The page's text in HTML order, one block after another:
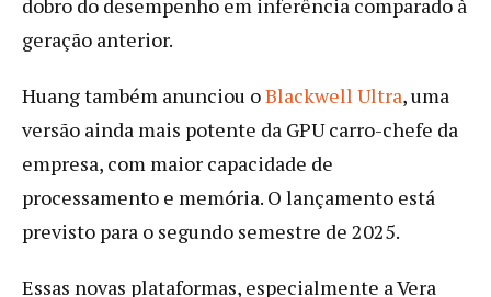
dobro do desempenho em inferência comparado à
geração anterior.
Huang também anunciou oBlackwell Ultra, uma
versão ainda mais potente da GPU carro-chefe da
empresa, com maior capacidade de
processamento e memória. O lançamento está
previsto para o segundo semestre de 2025.
Essas novas plataformas, especialmente a Vera